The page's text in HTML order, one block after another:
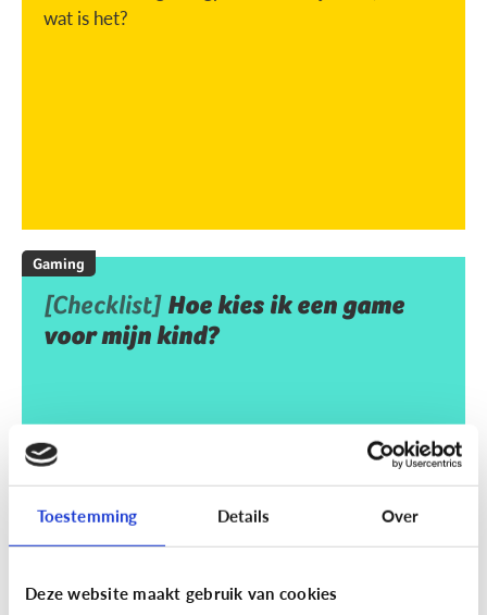
Toestemming Details Over
Deze website maakt gebruik van cookies
wat is het?
Gaming
[Checklist] Hoe kies ik een game
voor mijn kind?